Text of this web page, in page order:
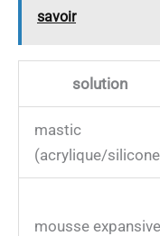
savoir
solution
mastic
(acrylique/
mousse expansive